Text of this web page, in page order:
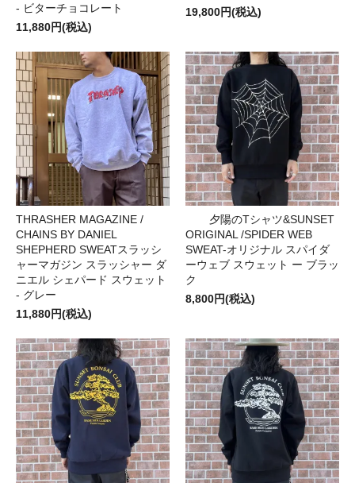
- ビターチョコレート
11,880円(税込)
19,800円(税込)
THRASHER MAGAZINE /
CHAINS BY DANIEL
SHEPHERD SWEATスラッシ
ャーマガジン スラッシャー ダ
ニエル シェパード スウェット
- グレー
11,880円(税込)
夕陽のTシャツ&SUNSET
ORIGINAL /SPIDER WEB
SWEAT-オリジナル スパイダ
ーウェブ スウェット ー ブラッ
ク
8,800円(税込)